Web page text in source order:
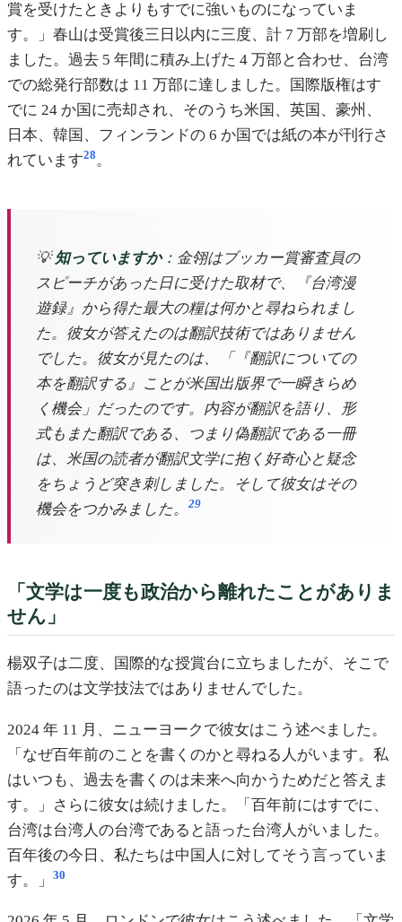
賞を受けたときよりもすでに強いものになっていま
す。」春山は受賞後三日以内に三度、計 7 万部を増刷し
ました。過去 5 年間に積み上げた 4 万部と合わせ、台湾
での総発行部数は 11 万部に達しました。国際版権はす
でに 24 か国に売却され、そのうち米国、英国、豪州、
日本、韓国、フィンランドの 6 か国では紙の本が刊行さ
れています28。
💡 知っていますか：金翎はブッカー賞審査員の
スピーチがあった日に受けた取材で、『台湾漫
遊録』から得た最大の糧は何かと尋ねられまし
た。彼女が答えたのは翻訳技術ではありません
でした。彼女が見たのは、「『翻訳についての
本を翻訳する』ことが米国出版界で一瞬きらめ
く機会」だったのです。内容が翻訳を語り、形
式もまた翻訳である、つまり偽翻訳である一冊
は、米国の読者が翻訳文学に抱く好奇心と疑念
をちょうど突き刺しました。そして彼女はその
機会をつかみました。
29
「文学は一度も政治から離れたことがありま
せん」
楊双子は二度、国際的な授賞台に立ちましたが、そこで
語ったのは文学技法ではありませんでした。
2024 年 11 月、ニューヨークで彼女はこう述べました。
「なぜ百年前のことを書くのかと尋ねる人がいます。私
はいつも、過去を書くのは未来へ向かうためだと答えま
す。」さらに彼女は続けました。「百年前にはすでに、
台湾は台湾人の台湾であると語った台湾人がいました。
百年後の今日、私たちは中国人に対してそう言っていま
す。」
30